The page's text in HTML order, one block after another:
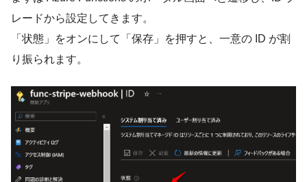
レードから設定してきます。
「状態」をオンにして「保存」を押すと、一意の ID が割
り振られます。